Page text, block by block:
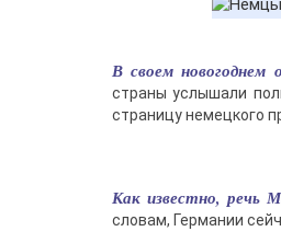
В своем новогоднем
страны услышали
страницу немецкого
Как известно, речь
словам, Германии